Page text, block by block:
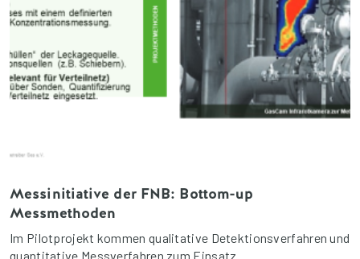
Messinitiative der FNB: Bottom-up
Messmethoden
Im Pilotprojekt kommen qualitative Detektionsverfahren und
quantitative Messverfahren zum Einsatz.